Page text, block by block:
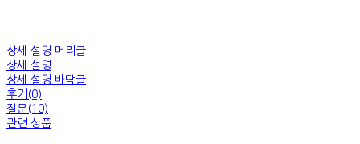
상세 설명 머리글
상세 설명
상세 설명 바닥글
후기(0)
질문(10)
관련 상품